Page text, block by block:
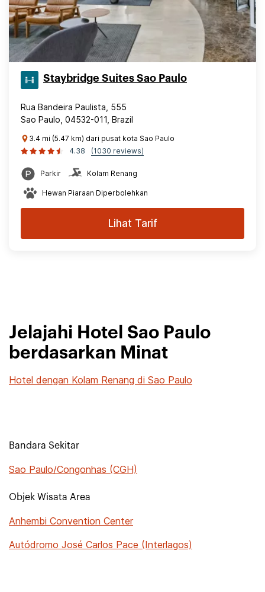
Staybridge Suites Sao Paulo
Rua Bandeira Paulista, 555
Sao Paulo, 04532-011, Brazil
3.4 mi (5.47 km) dari pusat kota Sao Paulo
4.38
(1030 reviews)
Parkir Kolam Renang
Hewan Piaraan Diperbolehkan
Lihat Tarif
Jelajahi Hotel Sao Paulo
berdasarkan Minat
Hotel dengan Kolam Renang di Sao Paulo
Bandara Sekitar
Sao Paulo/Congonhas (CGH)
Objek Wisata Area
Anhembi Convention Center
Autódromo José Carlos Pace (Interlagos)